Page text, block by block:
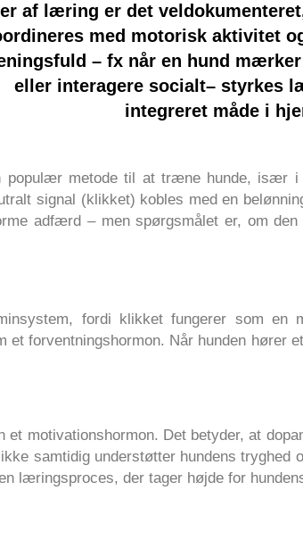
af læring er det
med motorisk aktivitet
– fx når en hund
eller interagere socialt– styrkes
integreret måde i
metode til at træne hunde, især
signal (klikket) kobles med en
adfærd – men spørgsmålet er, om
fordi klikket fungerer som
forventningshormon. Når hunden hører
et motivationshormon. Det betyder, at
samtidig understøtter hundens
læringsproces, der tager højde for